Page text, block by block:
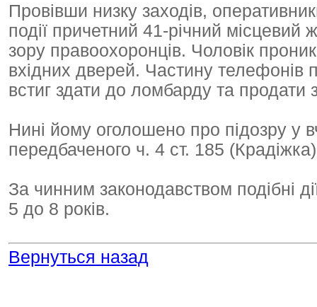
Провівши низку заходів,
події причетний 41-річний
зору правоохоронців. Чоловік
вхідних дверей. Частину телефонів
встиг здати до ломбарду та продати
Нині йому оголошено про підозру у
передбаченого ч. 4 ст. 185
За чинним законодавством подібні
5 до 8 років.
Вернуться назад